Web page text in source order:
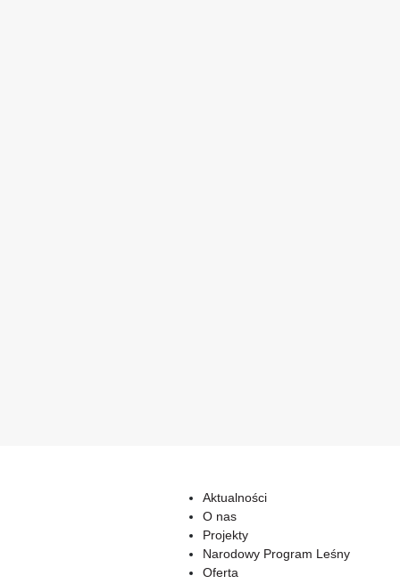
Aktualności
O nas
Projekty
Narodowy Program Leśny
Oferta